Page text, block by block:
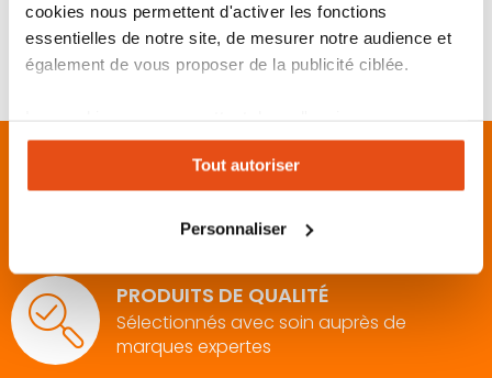
cookies nous permettent d'activer les fonctions
essentielles de notre site, de mesurer notre audience et
également de vous proposer de la publicité ciblée.
expérience personnalisée sur notre site. Vous pouvez
changer votre choix à n'importe quel moment. Refuser
tous les cookies peut limiter certaines fonctionnalités.
Tout autoriser
Personnaliser
Plus
d’information
Non
10 ANS D'EXPÉRIENCE
sécurité
PRODUITS DE QUALITÉ
Sélectionnés avec soin auprès de
marques expertes